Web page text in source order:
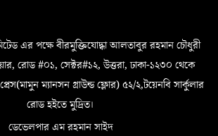
এর পক্ষে বীরমুক্তিযোদ্ধা আলতাবুর রহমান চৌধুরী
রোড #০১, সেক্টর#১২, উত্তরা, ঢাকা-১২৩০ থেকে
ম্যানসন গ্রাউন্ড ফ্লোর) ৫২/২,টয়েনবি সার্কুলার
রোড হইতে মুদ্রিত।
ডেভেলপার এম রহমান সাইদ